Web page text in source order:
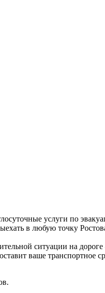
услуги по
в любую точку
ситуации на
ваше транспортное